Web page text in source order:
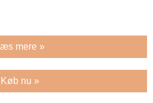
mere »
Køb nu »